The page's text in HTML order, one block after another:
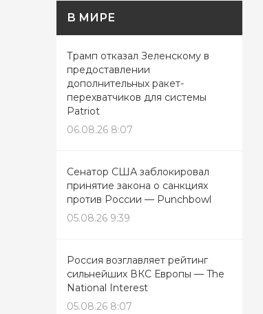
В МИРЕ
Трамп отказал Зеленскому в
предоставлении
дополнительных ракет-
перехватчиков для системы
Patriot
06.08.26 8:07
Сенатор США заблокировал
принятие закона о санкциях
против России — Punchbowl
05.08.26 9:39
Россия возглавляет рейтинг
сильнейших ВКС Европы — The
National Interest
05.08.26 8:07